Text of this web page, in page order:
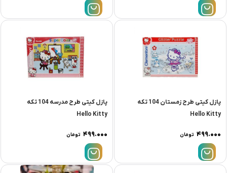
پازل کيتی طرح زمستان 104 تکه
Hello Kitty
۴۹۹.۰۰۰ تومان
پازل کيتی طرح مدرسه 104 تکه
Hello Kitty
۴۹۹.۰۰۰ تومان